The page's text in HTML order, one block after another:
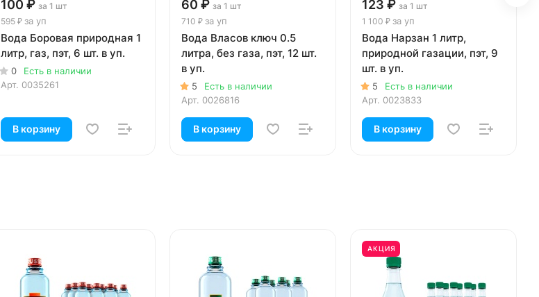
100 ₽ за 1 шт
595 ₽ за уп
Вода Боровая природная 1
литр, газ, пэт, 6 шт. в уп.
0
Есть в наличии
Арт. 0035261
В корзину
60 ₽ за 1 шт
710 ₽ за уп
Вода Власов ключ 0.5
литра, без газа, пэт, 12 шт.
в уп.
5
Есть в наличии
Арт. 0026816
В корзину
123 ₽ за 1 шт
1 100 ₽ за уп
Вода Нарзан 1 литр,
природной газации, пэт, 9
шт. в уп.
5
Есть в наличии
Арт. 0023833
В корзину
АКЦИЯ